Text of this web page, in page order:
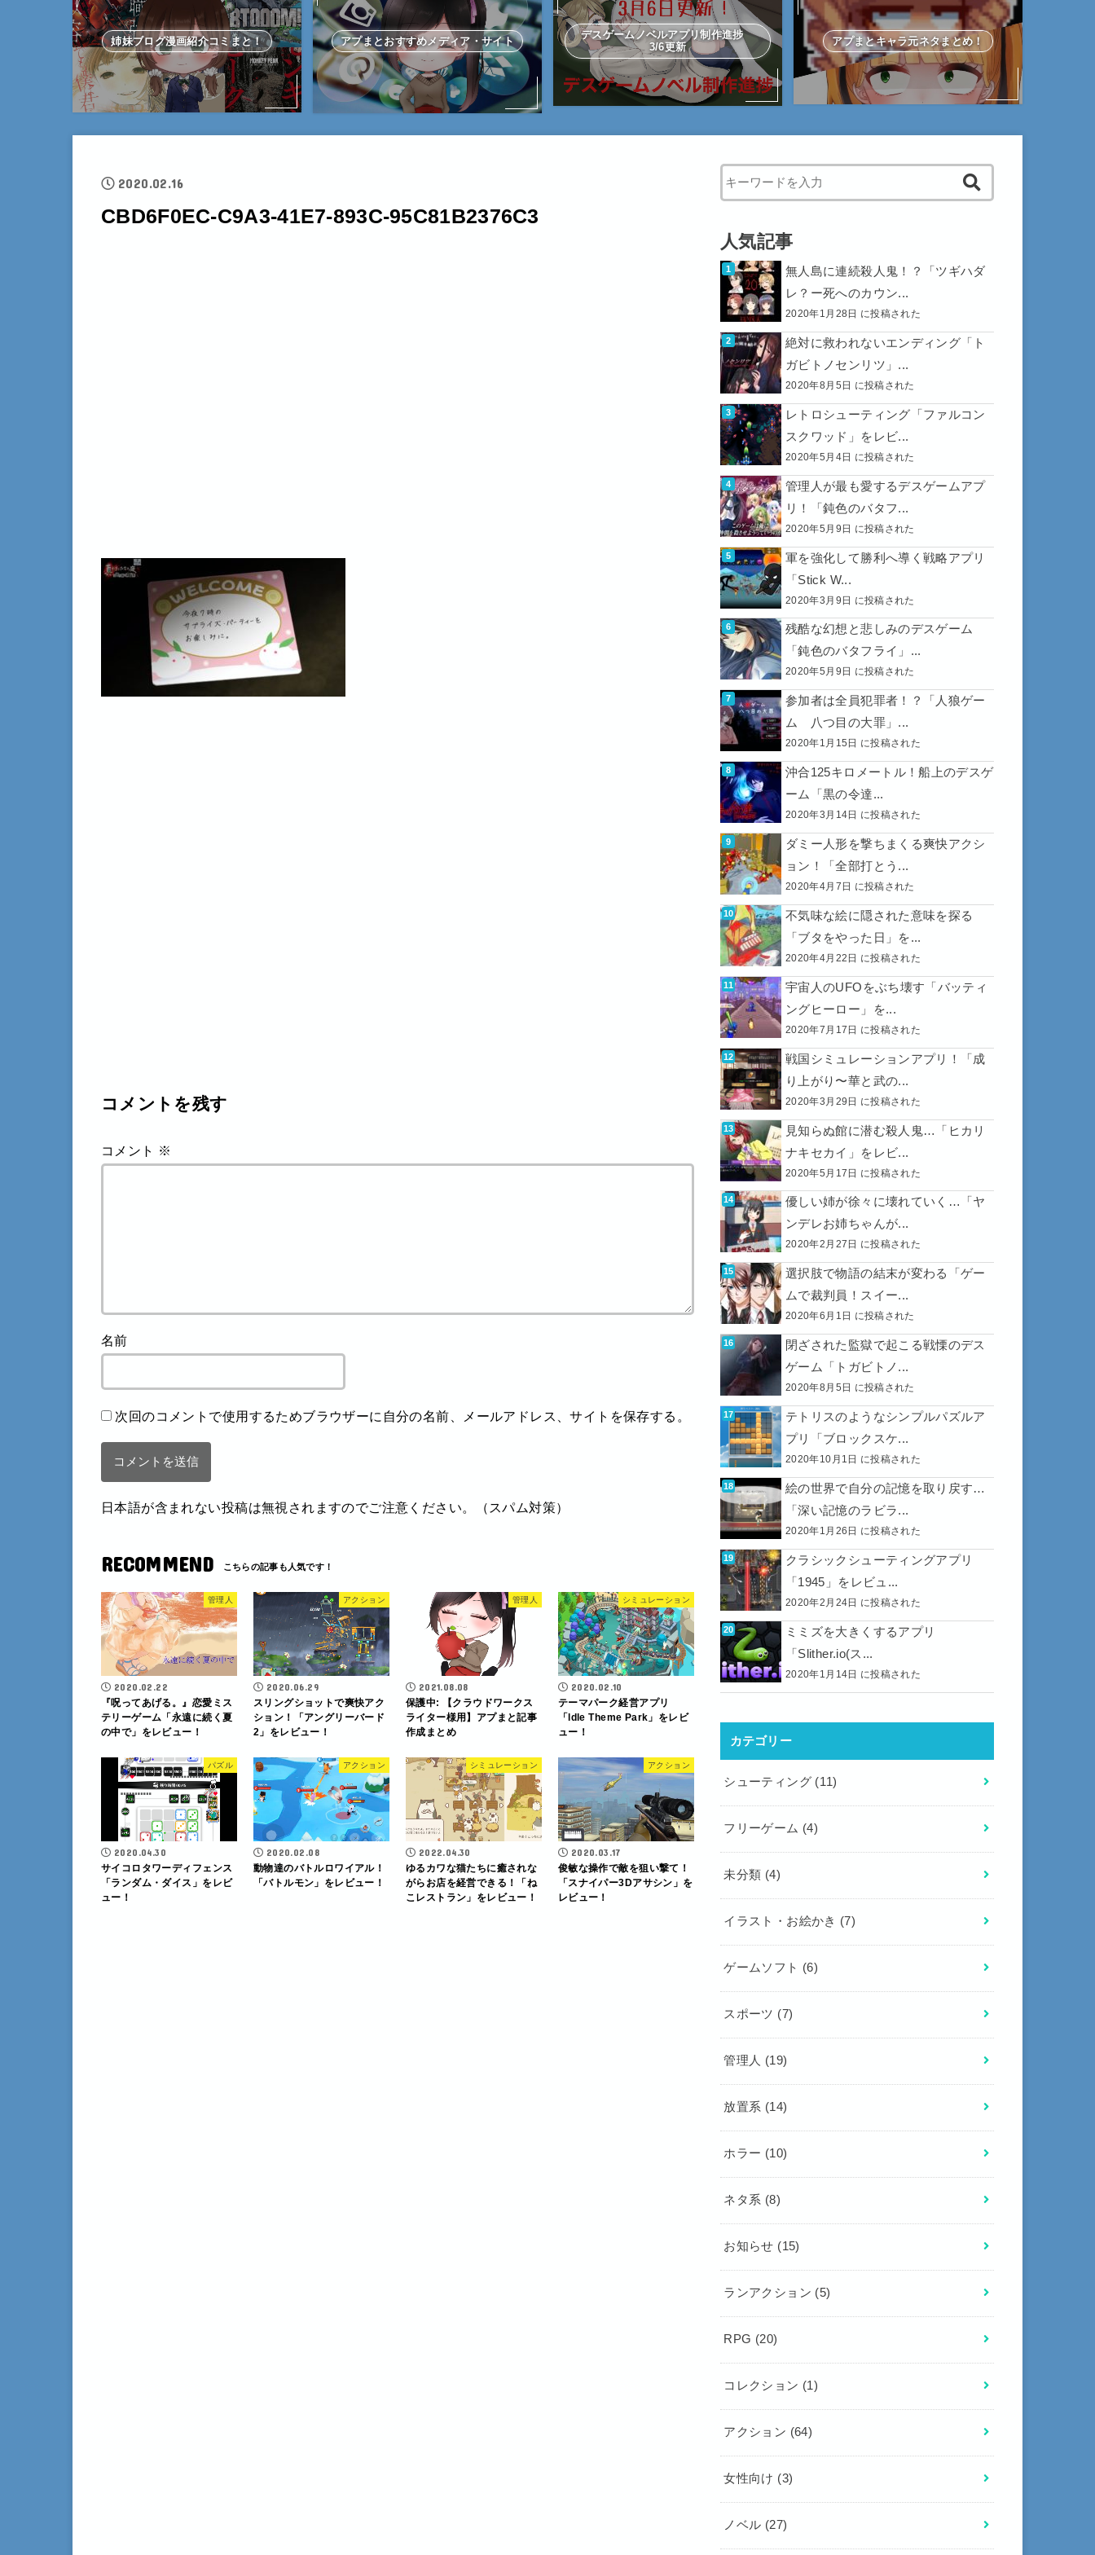
姉妹ブログ漫画紹介コミまと！ アプまとおすすめメディア・サイト
デスゲームノベルアプリ制作進捗
3/6更新
アプまとキャラ元ネタまとめ！
2020.02.16
CBD6F0EC-C9A3-41E7-893C-95C81B2376C3
コメントを残す
コメント ※
名前
次回のコメントで使用するためブラウザーに自分の名前、メールアドレス、サイトを保存する。
日本語が含まれない投稿は無視されますのでご注意ください。（スパム対策）
RECOMMEND
管理人
2020.02.22
『呪ってあげる。』恋愛ミス
テリーゲーム「永遠に続く夏
の中で」をレビュー！
アクション
2020.06.29
スリングショットで爽快アク
ション！「アングリーバード
2」をレビュー！
管理人
2021.08.08
保護中: 【クラウドワークス
ライター様用】アプまと記事
作成まとめ
シミュレーション
2020.02.10
テーマパーク経営アプリ
「ldle Theme Park」をレビ
ュー！
パズル
2020.04.30
サイコロタワーディフェンス
「ランダム・ダイス」をレビ
ュー！
アクション
2020.02.08
動物達のバトルロワイアル！
「バトルモン」をレビュー！
シミュレーション
2022.04.30
ゆるカワな猫たちに癒されな
がらお店を経営できる！「ね
こレストラン」をレビュー！
アクション
2020.03.17
俊敏な操作で敵を狙い撃て！
「スナイパー3Dアサシン」を
レビュー！
When autocomplete results are available use up and down
人気記事
無人島に連続殺人鬼！？「ツギハダ
レ？ー死へのカウン...
2020年1月28日 に投稿された
絶対に救われないエンディング「ト
ガビトノセンリツ」...
2020年8月5日 に投稿された
レトロシューティング「ファルコン
スクワッド」をレビ...
2020年5月4日 に投稿された
管理人が最も愛するデスゲームアプ
リ！「鈍色のバタフ...
2020年5月9日 に投稿された
軍を強化して勝利へ導く戦略アプリ
「Stick W...
2020年3月9日 に投稿された
残酷な幻想と悲しみのデスゲーム
「鈍色のバタフライ」...
2020年5月9日 に投稿された
参加者は全員犯罪者！？「人狼ゲー
ム 八つ目の大罪」...
2020年1月15日 に投稿された
沖合125キロメートル！船上のデスゲ
ーム「黒の令達...
2020年3月14日 に投稿された
ダミー人形を撃ちまくる爽快アクシ
ョン！「全部打とう...
2020年4月7日 に投稿された
不気味な絵に隠された意味を探る
「ブタをやった日」を...
2020年4月22日 に投稿された
宇宙人のUFOをぶち壊す「バッティ
ングヒーロー」を...
2020年7月17日 に投稿された
戦国シミュレーションアプリ！「成
り上がり〜華と武の...
2020年3月29日 に投稿された
見知らぬ館に潜む殺人鬼…「ヒカリ
ナキセカイ」をレビ...
2020年5月17日 に投稿された
優しい姉が徐々に壊れていく…「ヤ
ンデレお姉ちゃんが...
2020年2月27日 に投稿された
選択肢で物語の結末が変わる「ゲー
ムで裁判員！スイー...
2020年6月1日 に投稿された
閉ざされた監獄で起こる戦慄のデス
ゲーム「トガビトノ...
2020年8月5日 に投稿された
テトリスのようなシンプルパズルア
プリ「ブロックスケ...
2020年10月1日 に投稿された
絵の世界で自分の記憶を取り戻す…
「深い記憶のラビラ...
2020年1月26日 に投稿された
クラシックシューティングアプリ
「1945」をレビュ...
2020年2月24日 に投稿された
ミミズを大きくするアプリ
「Slither.io(ス...
2020年1月14日 に投稿された
カテゴリー
シューティング (11)
フリーゲーム (4)
未分類 (4)
イラスト・お絵かき (7)
ゲームソフト (6)
スポーツ (7)
管理人 (19)
放置系 (14)
ホラー (10)
ネタ系 (8)
お知らせ (15)
ランアクション (5)
RPG (20)
コレクション (1)
アクション (64)
女性向け (3)
ノベル (27)